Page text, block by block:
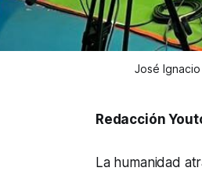
José
Redacción
La humanidad